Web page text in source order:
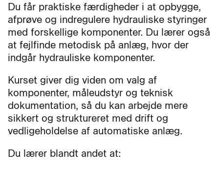
Du får praktiske færdigheder i at opbygge,
afprøve og indregulere hydrauliske styringer
med forskellige komponenter. Du lærer også
at fejlfinde metodisk på anlæg, hvor der
indgår hydrauliske komponenter.
Kurset giver dig viden om valg af
komponenter, måleudstyr og teknisk
dokumentation, så du kan arbejde mere
sikkert og struktureret med drift og
vedligeholdelse af automatiske anlæg.
Du lærer blandt andet at: